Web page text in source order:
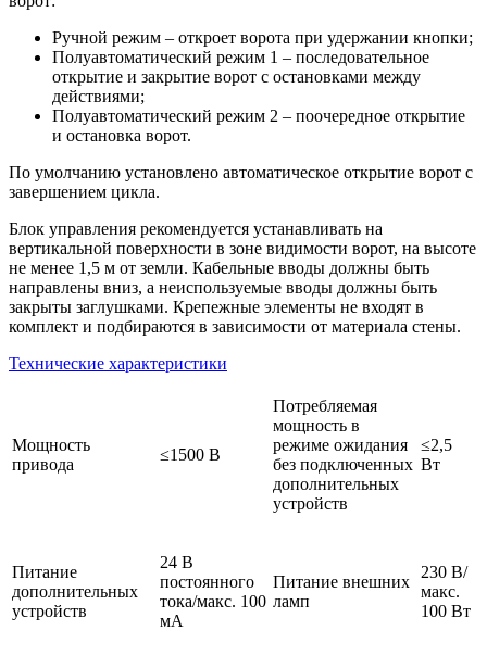
Ручной режим – откроет ворота при удержании кнопки;
Полуавтоматический режим 1 – последовательное
открытие и закрытие ворот с остановками между
действиями;
Полуавтоматический режим 2 – поочередное открытие
и остановка ворот.
По умолчанию установлено автоматическое открытие ворот с
завершением цикла.
Блок управления рекомендуется устанавливать на
вертикальной поверхности в зоне видимости ворот, на высоте
не менее 1,5 м от земли. Кабельные вводы должны быть
направлены вниз, а неиспользуемые вводы должны быть
закрыты заглушками. Крепежные элементы не входят в
комплект и подбираются в зависимости от материала стены.
Технические характеристики
Мощность
привода
≤1500 В
Потребляемая
мощность в
режиме ожидания
без подключенных
дополнительных
устройств
≤2,5
Вт
Питание
дополнительных
устройств
24 В
постоянного
тока/макс. 100
мА
Питание внешних
ламп
230 В/
макс.
100 Вт